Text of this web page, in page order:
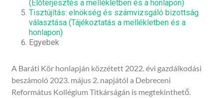
(Előterjesztés a mellékletben és a honlapon)
Tisztújítás: elnökség és számvizsgáló bizottság
választása (Tájékoztatás a mellékletben és a
honlapon)
Egyebek
A Baráti Kör honlapján közzétett 2022. évi gazdálkodási
beszámoló 2023. május 2. napjától a Debreceni
Református Kollégium Titkárságán is megtekinthető.